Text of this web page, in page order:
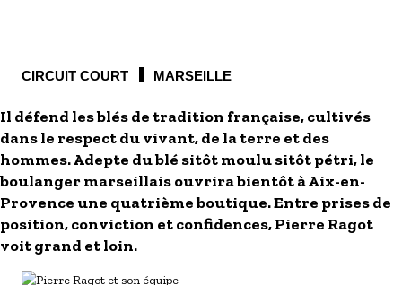
CIRCUIT COURT MARSEILLE
Il défend les blés de tradition française, cultivés
dans le respect du vivant, de la terre et des
hommes. Adepte du blé sitôt moulu sitôt pétri, le
boulanger marseillais ouvrira bientôt à Aix-en-
Provence une quatrième boutique. Entre prises de
position, conviction et confidences, Pierre Ragot
voit grand et loin.